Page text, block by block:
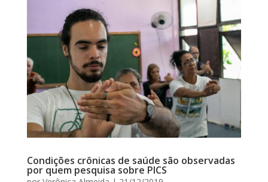
Condições crônicas de saúde são observadas
por quem pesquisa sobre PICS